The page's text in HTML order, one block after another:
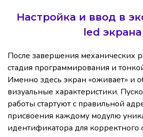
Настройка и ввод в
led экрана
После завершения механических
стадия программирования и
Именно здесь экран «оживает» и
визуальные характеристики.
работы стартуют с правильной
присвоения каждому модулю
идентификатора для корректного